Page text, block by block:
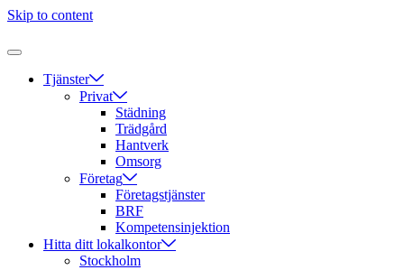
Skip to content
Tjänster
Privat
Städning
Trädgård
Hantverk
Omsorg
Företag
Företagstjänster
BRF
Kompetensinjektion
Hitta ditt lokalkontor
Stockholm